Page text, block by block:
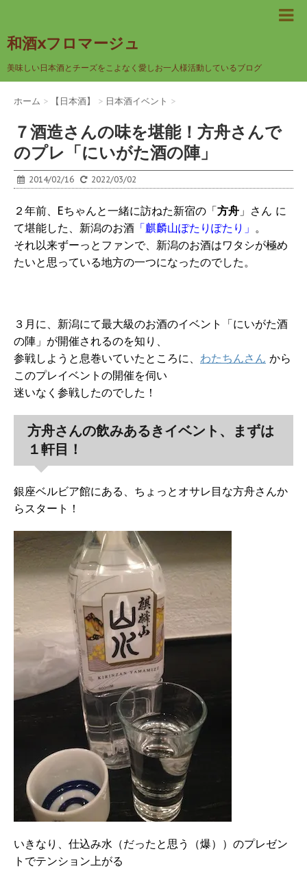
和酒xフロマージュ
美味しい日本酒とチーズをこよなく愛しお一人様活動しているブログ
ホーム > 【日本酒】 > 日本酒イベント >
７酒造さんの味を堪能！方舟さんで
のプレ「にいがた酒の陣」
2014/02/16 2022/03/02
２年前、Eちゃんと一緒に訪ねた新宿の「方舟 」さん に
て堪能した、新潟のお酒 「麒麟山ぽたりぽたり」 。
それ以来ずーっとファンで、新潟のお酒はワタシが極め
たいと思っている地方の一つになったのでした。
３月に、新潟にて最大級のお酒のイベント「にいがた酒
の陣」が開催されるのを知り、
参戦しようと息巻いていたところに、 わたちんさん から
このプレイベントの開催を伺い
迷いなく参戦したのでした！
方舟さんの飲みあるきイベント、まずは
１軒目！
銀座ベルビア館にある、ちょっとオサレ目な方舟さんか
らスタート！
いきなり、仕込み水（だったと思う（爆））のプレゼン
トでテンション上がる